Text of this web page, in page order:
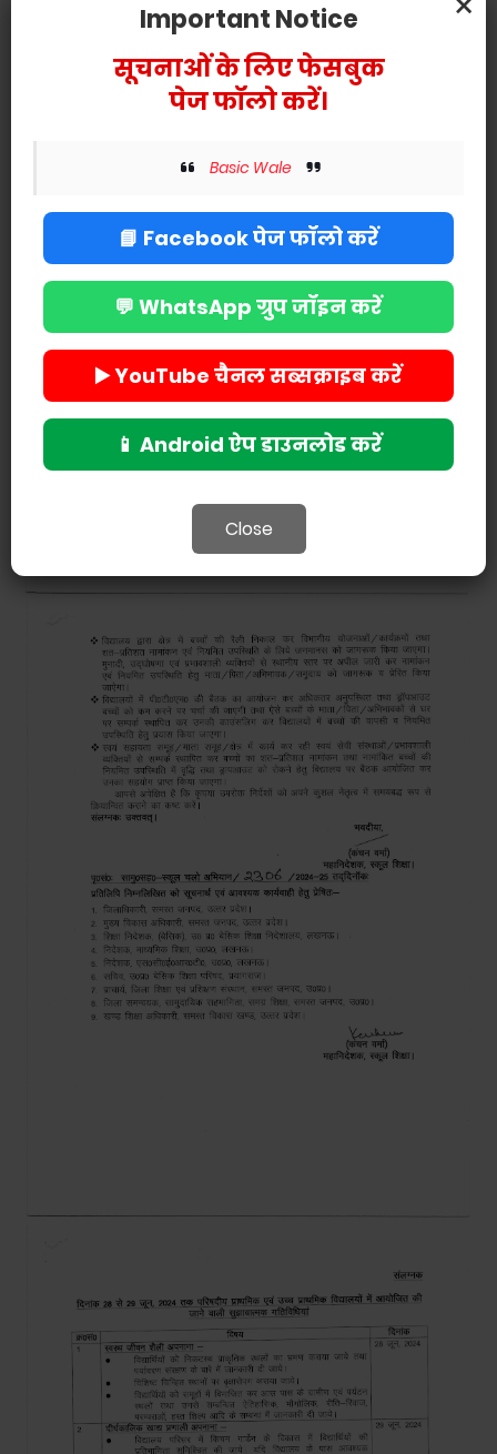
Important Notice
सूचनाओं के लिए फेसबुक
पेज फॉलो करें।
Basic Wale
📘 Facebook पेज फॉलो करें
💬 WhatsApp ग्रुप जॉइन करें
▶️ YouTube चैनल सब्सक्राइब करें
📱 Android ऐप डाउनलोड करें
Close